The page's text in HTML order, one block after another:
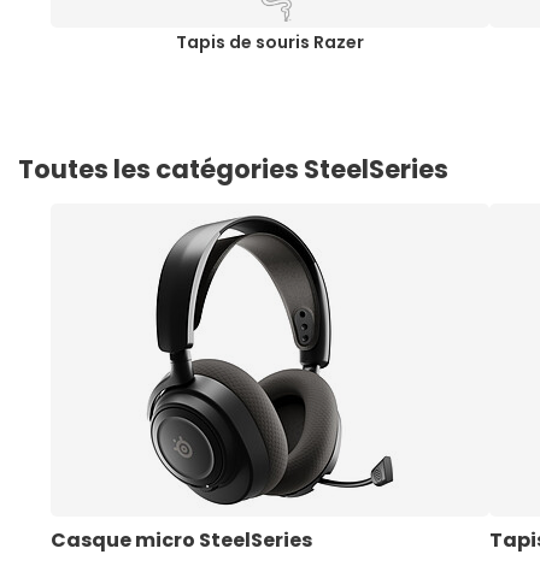
Tapis de souris Razer
Toutes les catégories SteelSeries
Casque micro SteelSeries